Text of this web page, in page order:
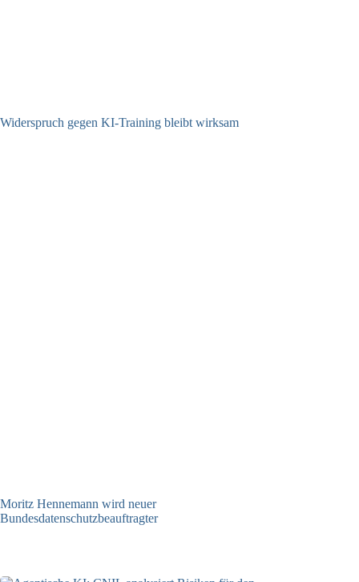
Widerspruch gegen KI-Training bleibt wirksam
Moritz Hennemann wird neuer
Bundesdatenschutzbeauftragter